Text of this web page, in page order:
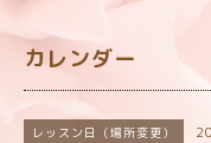
カレンダー
レッスン日（場所変更）